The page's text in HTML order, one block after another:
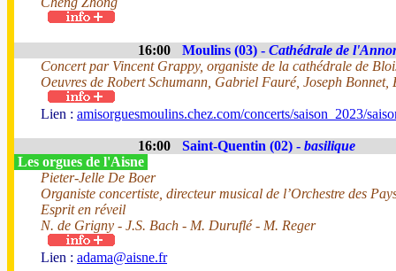
16:00 Moulins (03) - Cathédrale de
Concert par Vincent Grappy, organiste de la cathédrale de
Oeuvres de Robert Schumann, Gabriel Fauré, Joseph
Lien : amisorguesmoulins.chez.com/concerts/saison_2023/
16:00 Saint-Quentin (02) - basilique
Les orgues de l'Aisne
Pieter-Jelle De Boer
Organiste concertiste, directeur musical de l’Orchestre des
Esprit en réveil
N. de Grigny - J.S. Bach - M. Duruflé - M. Reger
Lien : adama@aisne.fr